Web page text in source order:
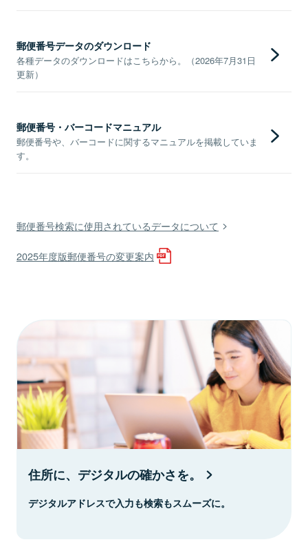
郵便番号データのダウンロード
各種データのダウンロードはこちらから。（2026年7月31日
更新）
郵便番号・バーコードマニュアル
郵便番号や、バーコードに関するマニュアルを掲載していま
す。
郵便番号検索に使用されているデータについて
2025年度版郵便番号の変更案内
住所に、デジタルの確かさを。
デジタルアドレスで入力も検索もスムーズに。